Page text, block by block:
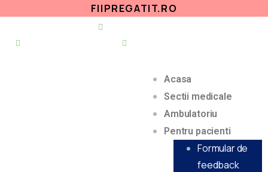
FIIPREGATIT.RO
Acasa
Sectii medicale
Ambulatoriu
Pentru pacienti
Formular de
feedback